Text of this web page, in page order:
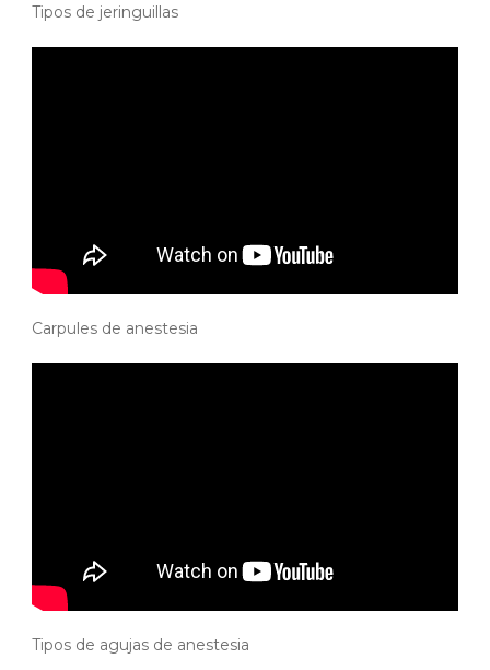
Tipos de jeringuillas
Carpules de anestesia
Tipos de agujas de anestesia